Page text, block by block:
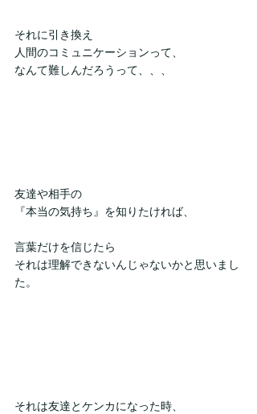
それに引き換え
人間のコミュニケーションって、
なんて難しんだろうって、、、
友達や相手の
『本当の気持ち』を知りたければ、
言葉だけを信じたら
それは理解できないんじゃないかと思いまし
た。
それは友達とケンカになった時、